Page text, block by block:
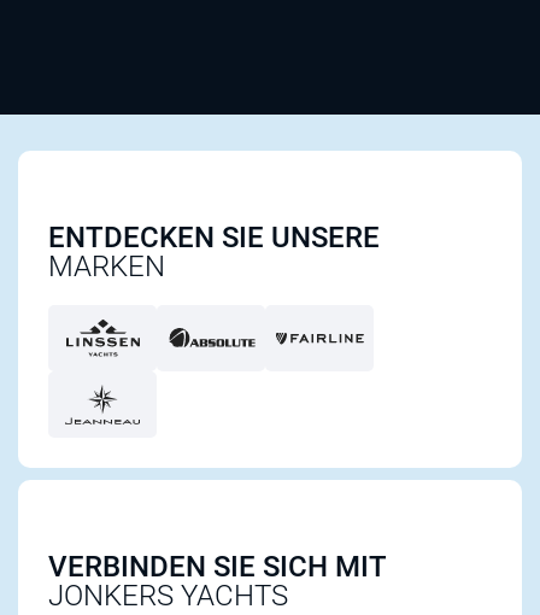
ENTDECKEN SIE UNSERE
MARKEN
VERBINDEN SIE SICH MIT
JONKERS YACHTS